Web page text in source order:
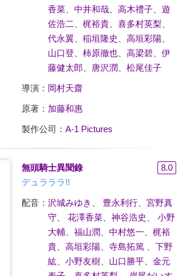
香菜、 中井和哉、 高木禮子、 遊
佐浩二
梶裕貴、 喜多村英梨
代永翼
稲垣隆史 高垣彩陽、
山口登
柿原徹也、 高梁碧、 伊
藤健太郎
唐沢潤 松尾佳子
導演： 岡村天齋
原著： 加藤和惠
製作公司： A-1 Pictures
無頭騎士異聞錄
8.0
デュラララ!!
配音： 沢城みゆき 豊永利行、 宮野真
守
花澤香菜、 神谷浩史
小野
大輔、 福山潤 中村悠一
梶裕
貴、 高垣彩陽、 寺島拓篤
下野
紘、 小野友樹、 山口勝平、 金元